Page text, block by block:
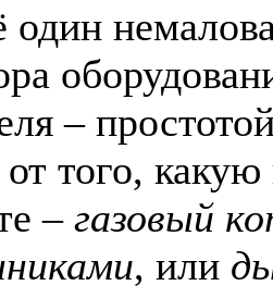
один
–
от того,
– газовый
, или